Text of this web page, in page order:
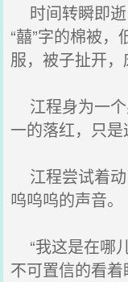
时间转瞬即逝
“囍”字的棉被
服，被子扯开，
江程身为一个
一的落红，只是
江程尝试着动
呜呜呜的声音。
“我这是在哪
不可置信的看着